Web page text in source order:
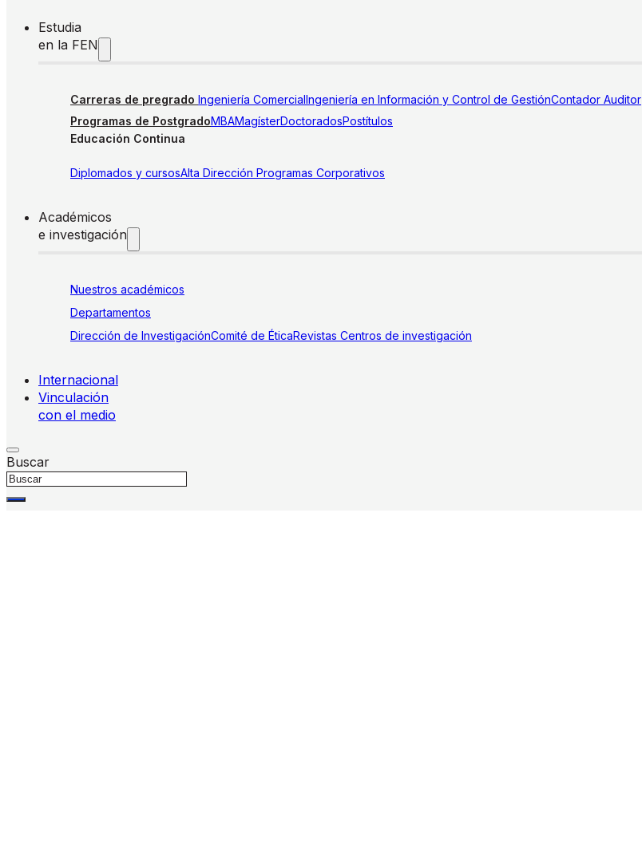
Estudia
en la FEN
Carreras de pregrado Ingeniería ComercialIngeniería en Información y Control de GestiónContador Auditor
Programas de PostgradoMBAMagísterDoctoradosPostítulos
Educación Continua
Diplomados y cursosAlta Dirección Programas Corporativos
Académicos
e investigación
Nuestros académicos
Departamentos
Dirección de InvestigaciónComité de ÉticaRevistas Centros de investigación
Internacional
Vinculación
con el medio
Buscar